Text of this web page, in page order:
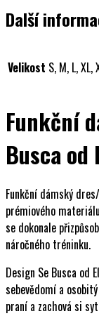
Další
Velikost S, M, L, XL,
Funkční
Busca od
Funkční dámský
prémiového
se dokonale
náročného tréninku.
Design Se Busca od
sebevědomí a
praní a zachová si